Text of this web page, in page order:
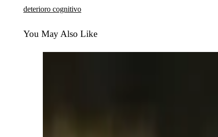
deterioro cognitivo
You May Also Like